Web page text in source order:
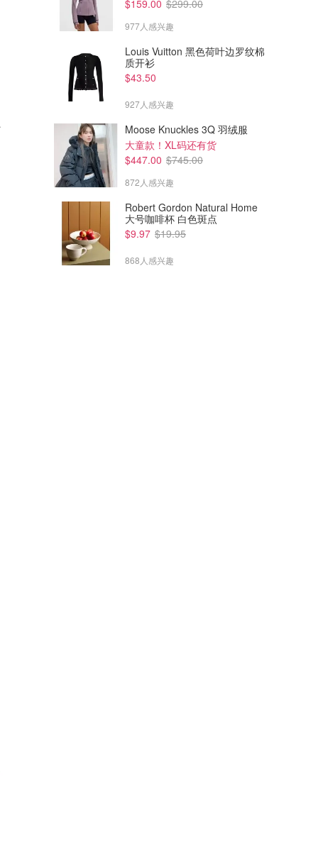
$633.00
Nuptse 羽绒马甲
The Business Fashion
The North Face Devils Thumb
GTX 连帽夹克
The Business Fashion
$159.00 $299.00
977人感兴趣
Louis Vuitton 黑色荷叶边罗纹棉
质开衫
$43.50
927人感兴趣
Moose Knuckles 3Q 羽绒服
大童款！XL码还有货
$447.00 $745.00
872人感兴趣
Robert Gordon Natural Home
大号咖啡杯 白色斑点
$9.97 $19.95
868人感兴趣